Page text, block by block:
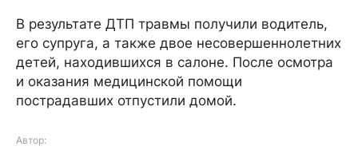
В результате ДТП травмы получили водитель,
его супруга, а также двое несовершеннолетних
детей, находившихся в салоне. После осмотра
и оказания медицинской помощи
пострадавших отпустили домой.
Автор: